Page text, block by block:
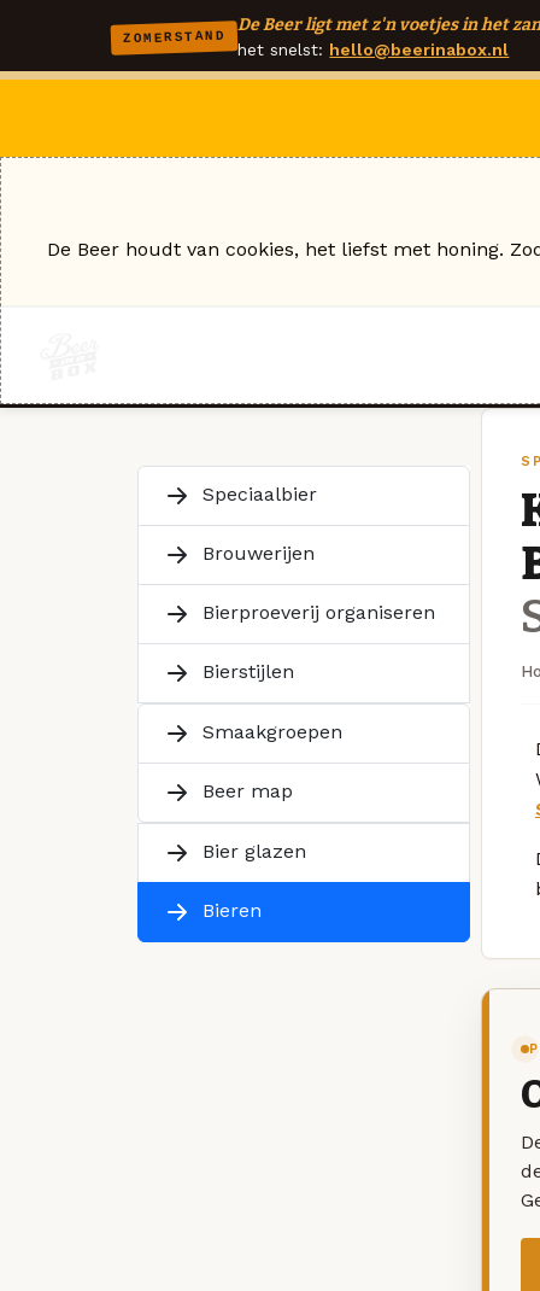
ZOMERSTAND
De Beer ligt met z'n voetjes in het
het snelst: hello@beerinabox.nl
Speciaalbier
Brouwerijen
Bierproeverij organiseren
Bierstijlen
Smaakgroepen
Beer map
Bier glazen
Bieren
De Beer houdt van cookies, het liefst met honing.